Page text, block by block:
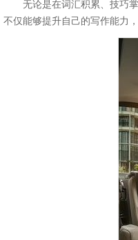
无论是在词汇积累、技巧
不仅能够提升自己的写作能力